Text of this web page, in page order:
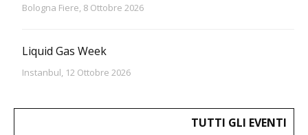
Bologna Fiere, 8 Ottobre 2026
Liquid Gas Week
Instanbul, 12 Ottobre 2026
TUTTI GLI EVENTI